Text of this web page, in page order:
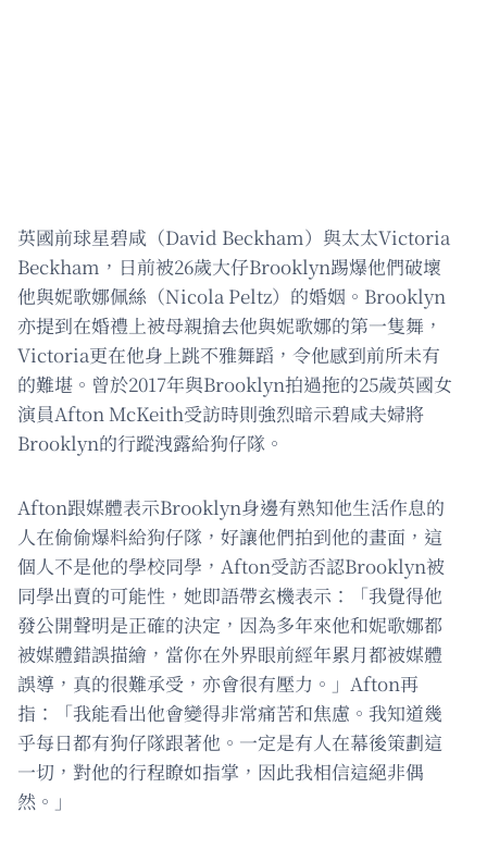
英國前球星碧咸（David Beckham）與太太Victoria
Beckham，日前被26歲大仔Brooklyn踢爆他們破壞
他與妮歌娜佩絲（Nicola Peltz）的婚姻。Brooklyn
亦提到在婚禮上被母親搶去他與妮歌娜的第一隻舞，
Victoria更在他身上跳不雅舞蹈，令他感到前所未有
的難堪。曾於2017年與Brooklyn拍過拖的25歲英國女
演員Afton McKeith受訪時則強烈暗示碧咸夫婦將
Brooklyn的行蹤洩露給狗仔隊。
Afton跟媒體表示Brooklyn身邊有熟知他生活作息的
人在偷偷爆料給狗仔隊，好讓他們拍到他的畫面，這
個人不是他的學校同學，Afton受訪否認Brooklyn被
同學出賣的可能性，她即語帶玄機表示：「我覺得他
發公開聲明是正確的決定，因為多年來他和妮歌娜都
被媒體錯誤描繪，當你在外界眼前經年累月都被媒體
誤導，真的很難承受，亦會很有壓力。」Afton再
指：「我能看出他會變得非常痛苦和焦慮。我知道幾
乎每日都有狗仔隊跟著他。一定是有人在幕後策劃這
一切，對他的行程瞭如指掌，因此我相信這絕非偶
然。」